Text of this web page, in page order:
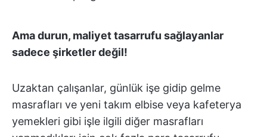
Ama durun, maliyet tasarrufu sağlayanlar
sadece şirketler değil!
Uzaktan çalışanlar, günlük işe gidip gelme
masrafları ve yeni takım elbise veya kafeterya
yemekleri gibi işle ilgili diğer masrafları